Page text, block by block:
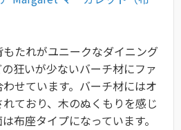
たれがユニークなダイニング
狂いが少ないバーチ材にファ
せています。バーチ材にはオ
ており、木のぬくもりを感じ
布座タイプになっています。